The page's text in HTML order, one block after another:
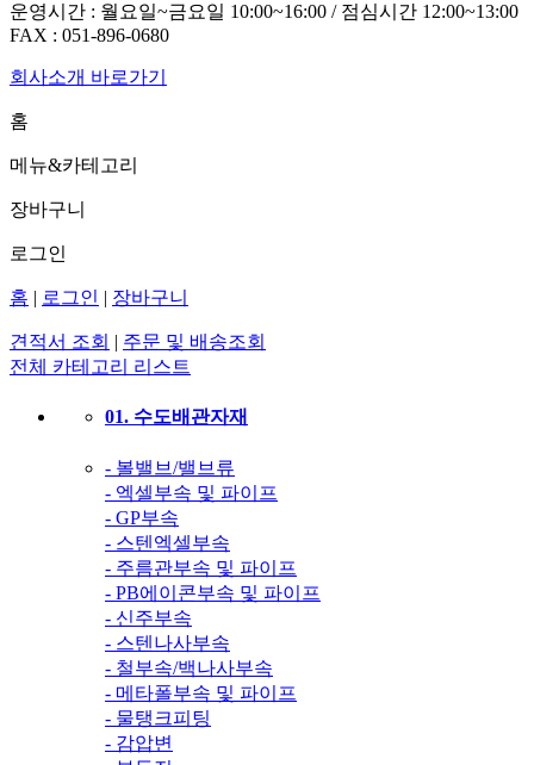
운영시간 : 월요일~금요일 10:00~16:00 / 점심시간 12:00~13:00
FAX : 051-896-0680
회사소개 바로가기
홈
메뉴&카테고리
장바구니
로그인
홈 | 로그인 | 장바구니
견적서 조회 | 주문 및 배송조회
전체 카테고리 리스트
01. 수도배관자재
- 볼밸브/밸브류
- 엑셀부속 및 파이프
- GP부속
- 스텐엑셀부속
- 주름관부속 및 파이프
- PB에이콘부속 및 파이프
- 신주부속
- 스텐나사부속
- 철부속/백나사부속
- 메타폴부속 및 파이프
- 물탱크피팅
- 감압변